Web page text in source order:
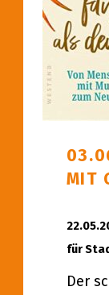
MIT
für
Der